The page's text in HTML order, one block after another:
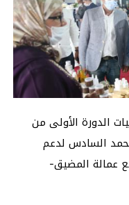
الدورة الأولى من
محمد السادس لدعم
عمالة المضيق-